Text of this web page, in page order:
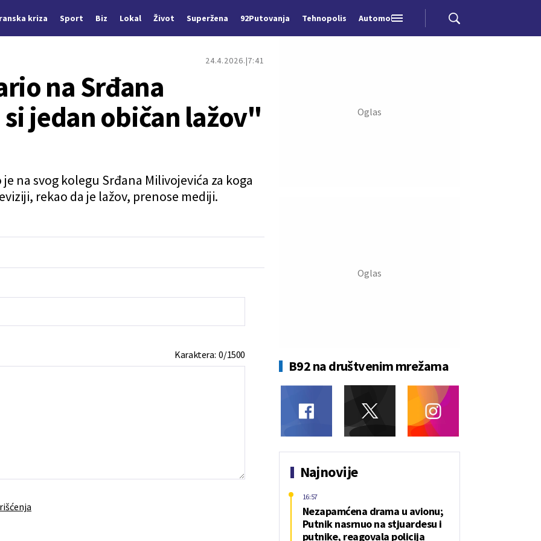
kriza Sport Biz Lokal Život Superžena 92Putovanja Tehnopolis Automobili
24.4.2026. 7:41
na Srđana
jedan običan lažov"
na svog kolegu Srđana Milivojevića za koga
rekao da je lažov, prenose mediji.
Karaktera:0/1500
B92 na društvenim mrežama
Najnovije
Nezapamćena drama u avionu;
Putnik nasrnuo na stjuardesu i
putnike, reagovala policija
16:57